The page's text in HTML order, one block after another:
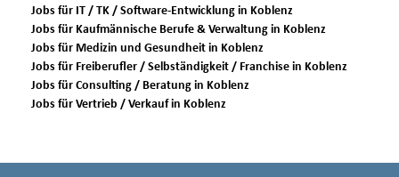
Jobs für IT / TK / Software-Entwicklung in Koblenz
Jobs für Kaufmännische Berufe & Verwaltung in Koblenz
Jobs für Medizin und Gesundheit in Koblenz
Jobs für Freiberufler / Selbständigkeit / Franchise in Koblenz
Jobs für Consulting / Beratung in Koblenz
Jobs für Vertrieb / Verkauf in Koblenz